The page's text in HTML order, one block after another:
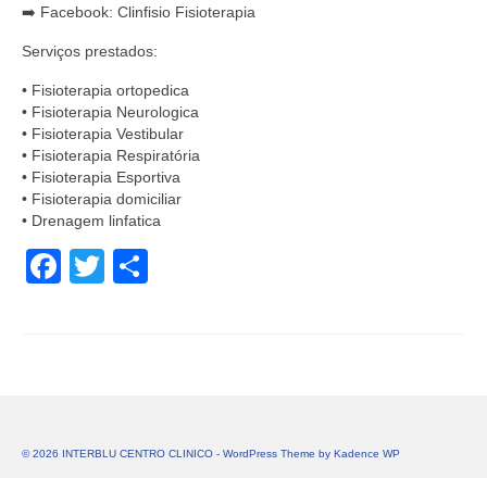
➡️ Facebook: Clinfisio Fisioterapia
Serviços prestados:
• Fisioterapia ortopedica
• Fisioterapia Neurologica
• Fisioterapia Vestibular
• Fisioterapia Respiratória
• Fisioterapia Esportiva
• Fisioterapia domiciliar
• Drenagem linfatica
Facebook
Twitter
© 2026 INTERBLU CENTRO CLINICO - WordPress Theme by Kadence WP